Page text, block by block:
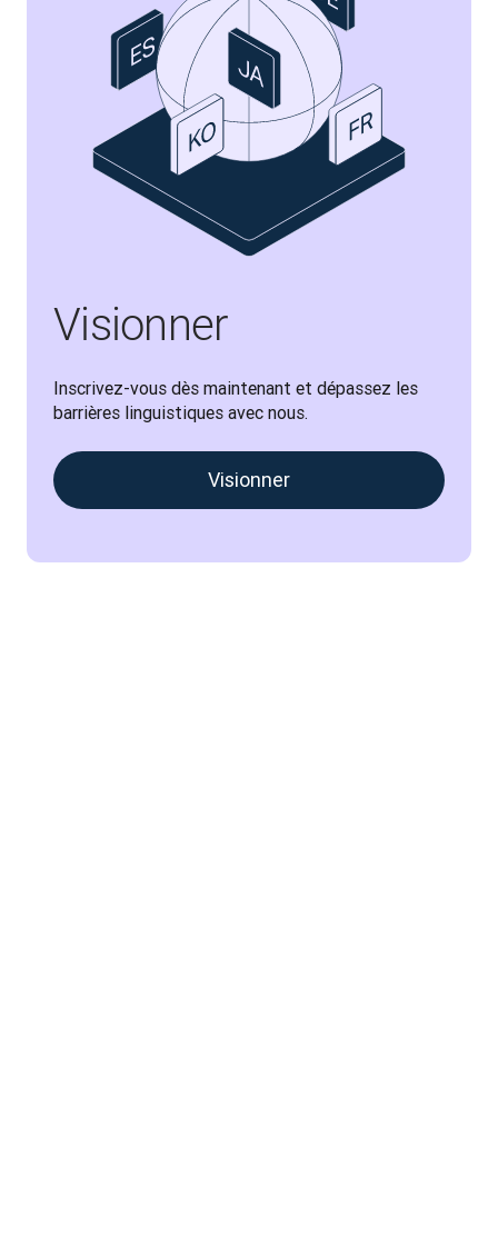
Visionner
Inscrivez-vous dès maintenant et dépassez les
barrières linguistiques avec nous.
Visionner